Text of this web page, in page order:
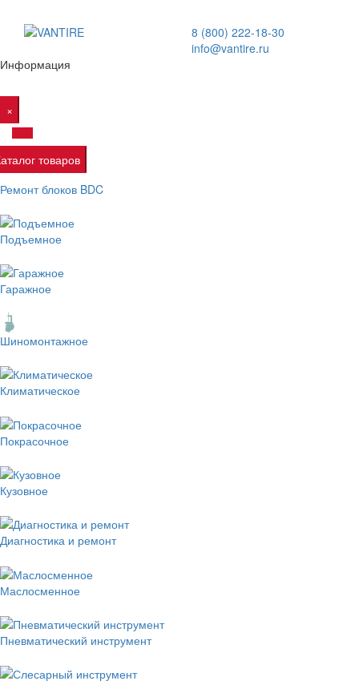
8 (800) 222-18-30
info@vantire.ru
Информация
×
товаров
Ремонт блоков BDC
Подъемное
Гаражное
Шиномонтажное
Климатическое
Покрасочное
Кузовное
Диагностика и ремонт
Маслосменное
Пневматический инструмент